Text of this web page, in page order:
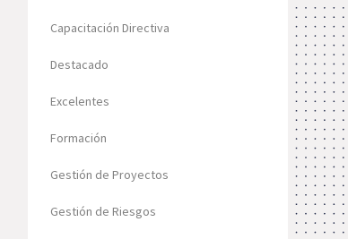
Capacitación Directiva
Destacado
Excelentes
Formación
Gestión de Proyectos
Gestión de Riesgos